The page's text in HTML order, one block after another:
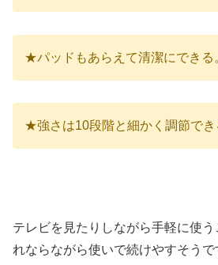
★パッドもあらえて清潔にできる
★強さは10段階と細かく調節でき
テレビを見たりしながら手軽に使
れならながら使いで続けやすそうで